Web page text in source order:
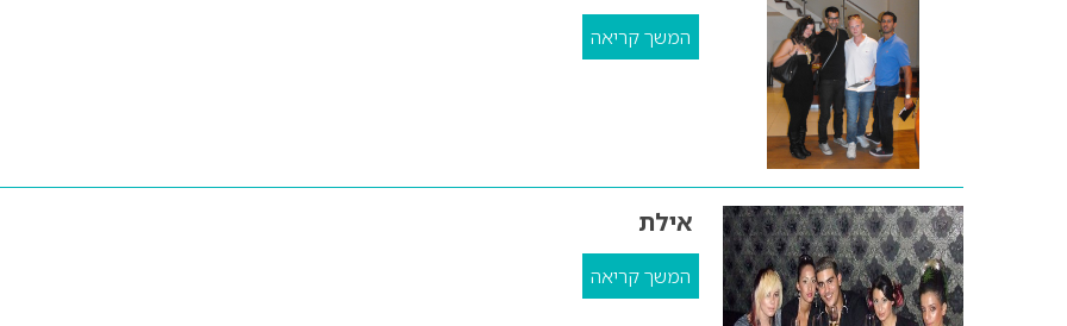
המשך קריאה
אילת
המשך קריאה